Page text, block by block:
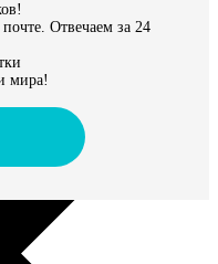
Отвечаем за 24
мира!